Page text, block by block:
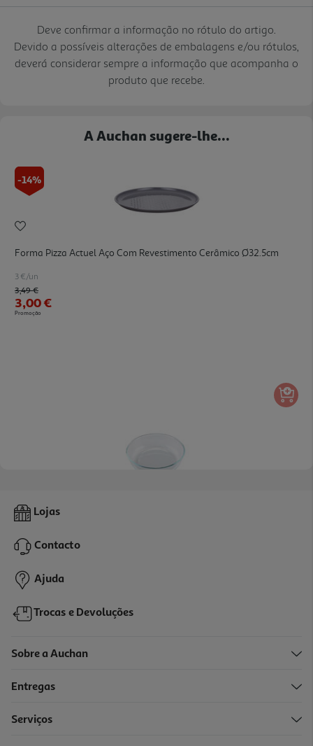
Deve confirmar a informação no rótulo do artigo.
Devido a possíveis alterações de embalagens e/ou rótulos,
deverá considerar sempre a informação que acompanha o
produto que recebe.
A Auchan sugere-lhe...
-14%
Forma Pizza Actuel Aço Com Revestimento Cerâmico Ø32.5cm
3 €/un
Price reduced from
3,49 €to
3,00 €
Promoção
Forma Bolo Vidro Actuel 26cm
6,99 €
Lojas
Contacto
Ajuda
Trocas e Devoluções
Sobre a Auchan
Entregas
Serviços